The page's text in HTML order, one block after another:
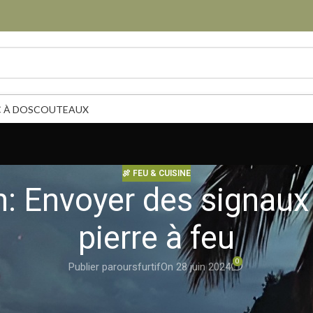
À DOSCOUTEAUX
🍖 FEU & CUISINE
Envoyer des
pierre à feu
Publier paroursfurtifOn 28 juin 2024 0
de la pierre à feu non seulement pour allumer un feu mais
produire des signaux visuels en générant des flammes